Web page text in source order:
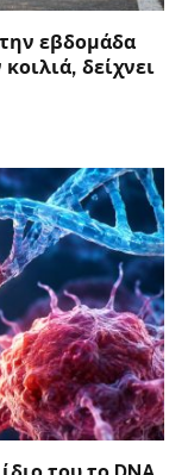
εβδομάδα
δείχνει